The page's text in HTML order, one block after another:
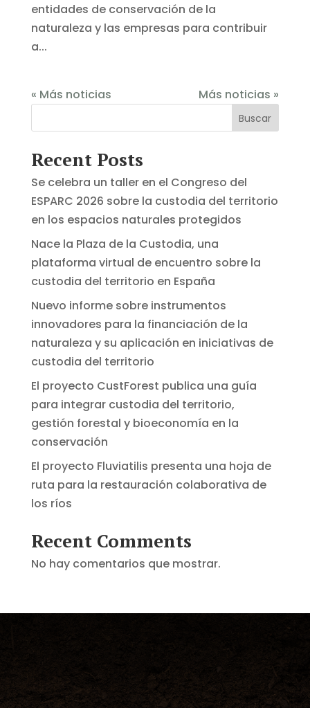
entidades de conservación de la
naturaleza y las empresas para contribuir
a...
« Más noticias Más noticias »
Buscar
Recent Posts
Se celebra un taller en el Congreso del
ESPARC 2026 sobre la custodia del territorio
en los espacios naturales protegidos
Nace la Plaza de la Custodia, una
plataforma virtual de encuentro sobre la
custodia del territorio en España
Nuevo informe sobre instrumentos
innovadores para la financiación de la
naturaleza y su aplicación en iniciativas de
custodia del territorio
El proyecto CustForest publica una guía
para integrar custodia del territorio,
gestión forestal y bioeconomía en la
conservación
El proyecto Fluviatilis presenta una hoja de
ruta para la restauración colaborativa de
los ríos
Recent Comments
No hay comentarios que mostrar.